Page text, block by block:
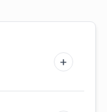
+